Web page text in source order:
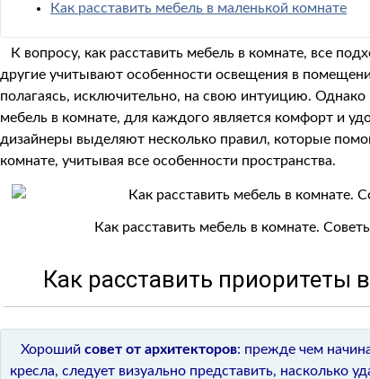
Как расставить мебель в маленькой комнате
К вопросу, как расставить мебель в комнате, все
другие учитывают особенности освещения в
полагаясь, исключительно, на свою интуицию.
мебель в комнате, для каждого является комфорт и
дизайнеры выделяют несколько правил, которые
комнате, учитывая все особенности пространства.
Как расставить мебель в комнате.
Как расставить приоритеты
Хорошийсовет от архитекторов: прежде чем
кресла, следует визуально представить, насколько